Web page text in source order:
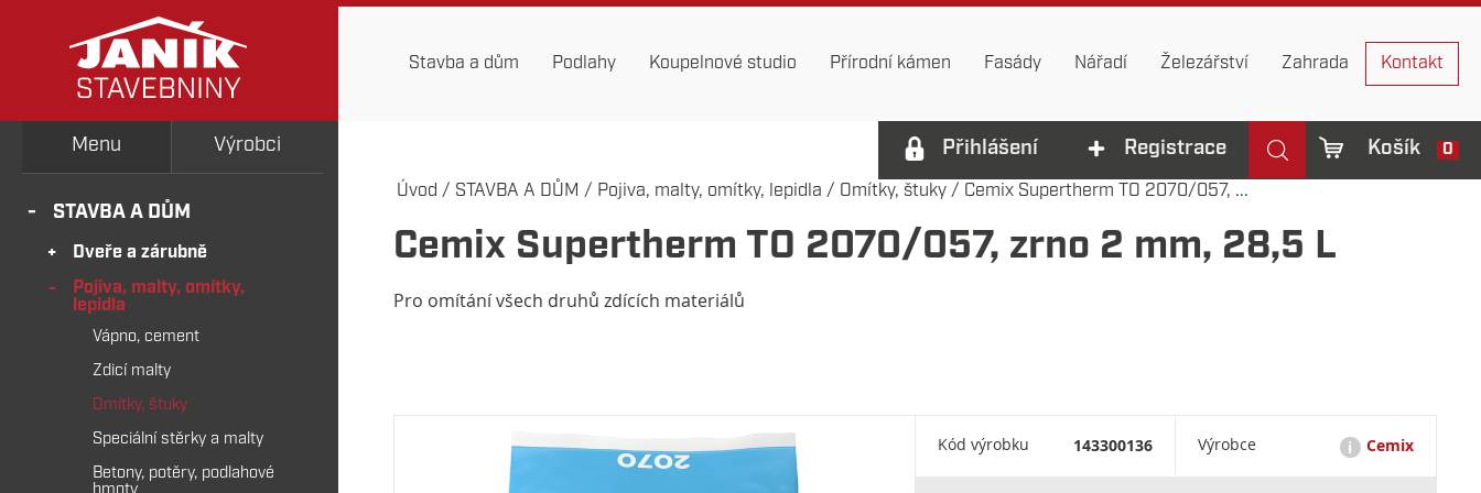
Stavba a dům Podlahy Koupelnové studio Přírodní kámen Fasády Nářadí Železářství Zahrada Kontakt
Přihlášení Registrace Košík 0
Menu Výrobci
STAVBA A DŮM
Dveře a zárubně
Pojiva, malty, omítky,
lepidla
Vápno, cement
Zdicí malty
Omítky, štuky
Speciální stěrky a malty
Betony, potěry, podlahové
Úvod / STAVBA A DŮM / Pojiva, malty, omítky, lepidla / Omítky, štuky / Cemix Supertherm TO 2070/057, ...
Cemix Supertherm TO 2070/057, zrno 2 mm, 28,5 L
Pro omítání všech druhů zdících materiálů
Kód výrobku 143300136 Výrobce i Cemix